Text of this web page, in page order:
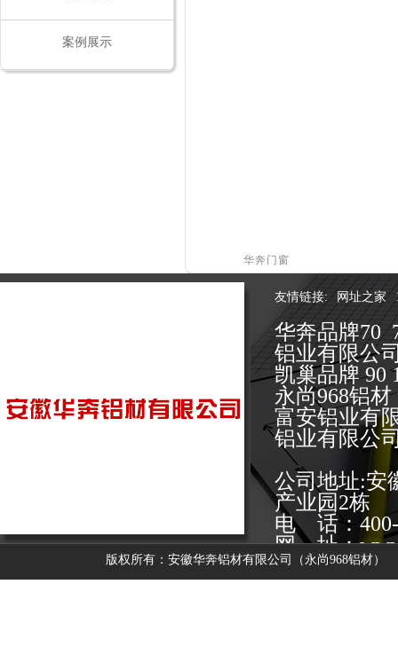
案例展示
华奔门窗
友情链接: 网址之家
华奔品牌70
铝业有限公
凯巢品牌 90
永尚968铝
富安铝业有
铝业有限公
公司地址:安
产业园2栋
电 话：400-
网 址：
版权所有：安徽华奔铝材有限公司（永尚968铝材）